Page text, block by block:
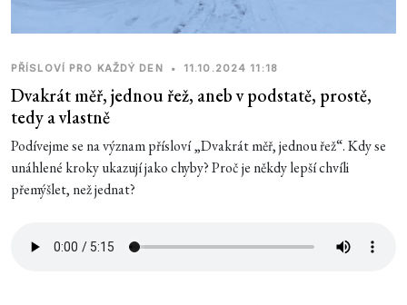
PŘÍSLOVÍ PRO KAŽDÝ DEN • 11.10.2024 11:18
Dvakrát měř, jednou řež, aneb v podstatě, prostě,
tedy a vlastně
Podívejme se na význam přísloví „Dvakrát měř, jednou řež“. Kdy se
unáhlené kroky ukazují jako chyby? Proč je někdy lepší chvíli
přemýšlet, než jednat?